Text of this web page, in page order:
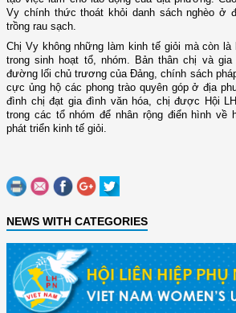
Vy chính thức thoát khỏi danh sách nghèo ở
trồng rau sạch.
Chị Vy không những làm kinh tế giỏi mà còn
trong sinh hoạt tổ, nhóm. Bản thân chị và
đường lối chủ trương của Đảng, chính sách
cực ủng hộ các phong trào quyên góp ở địa
đình chị đạt gia đình văn hóa, chị được Hội
trong các tổ nhóm để nhân rộng điển hình về
phát triển kinh tế giỏi.
NEWS WITH CATEGORIES